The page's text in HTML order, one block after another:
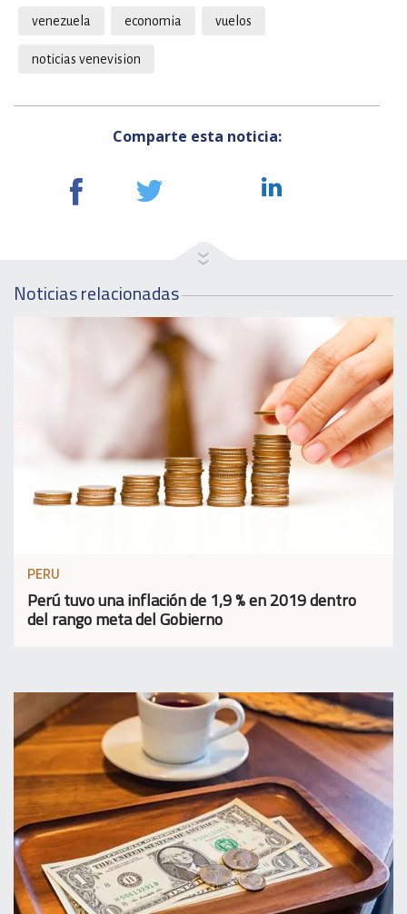
venezuela economia vuelos
noticias venevision
Comparte esta noticia:
Noticias relacionadas
PERU
Perú tuvo una inflación de 1,9 % en 2019 dentro
del rango meta del Gobierno